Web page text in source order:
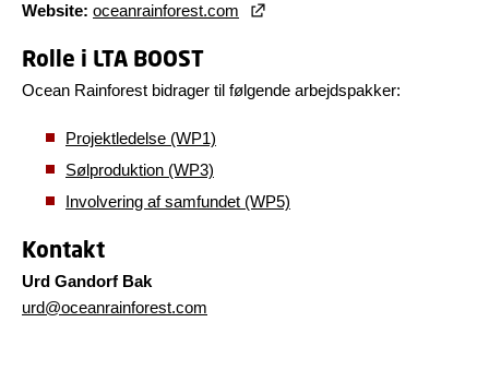
Website: oceanrainforest.com
Rolle i LTA BOOST
Ocean Rainforest bidrager til følgende arbejdspakker:
Projektledelse (WP1)
Sølproduktion (WP3)
Involvering af samfundet (WP5)
Kontakt
Urd Gandorf Bak
urd@oceanrainforest.com